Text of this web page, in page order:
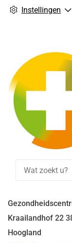
Instellingen
Kraailandhof 22
Hoogland